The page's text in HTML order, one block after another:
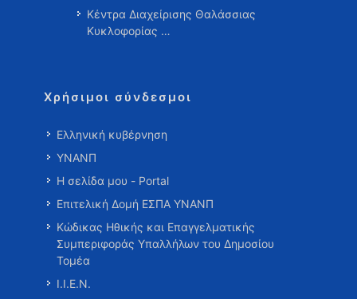
Κέντρα Διαχείρισης Θαλάσσιας
Κυκλοφορίας …
Χρήσιμοι σύνδεσμοι
Ελληνική κυβέρνηση
ΥΝΑΝΠ
Η σελίδα μου - Portal
Επιτελική Δομή ΕΣΠΑ ΥΝΑΝΠ
Κώδικας Ηθικής και Επαγγελματικής
Συμπεριφοράς Υπαλλήλων του Δημοσίου
Τομέα
Ι.Ι.Ε.Ν.